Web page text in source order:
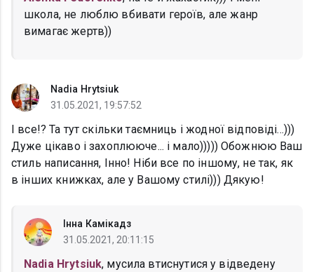
школа, не люблю вбивати героїв, але жанр
вимагає жертв))
Nadia Hrytsiuk
31.05.2021, 19:57:52
І все!? Та тут скільки таємниць і жодної відповіді...)))
Дуже цікаво і захоплююче... і мало))))) Обожнюю Ваш
стиль написання, Інно! Ніби все по іншому, не так, як
в інших книжках, але у Вашому стилі))) Дякую!
Інна Камікадз
31.05.2021, 20:11:15
Nadia Hrytsiuk, мусила втиснутися у відведену